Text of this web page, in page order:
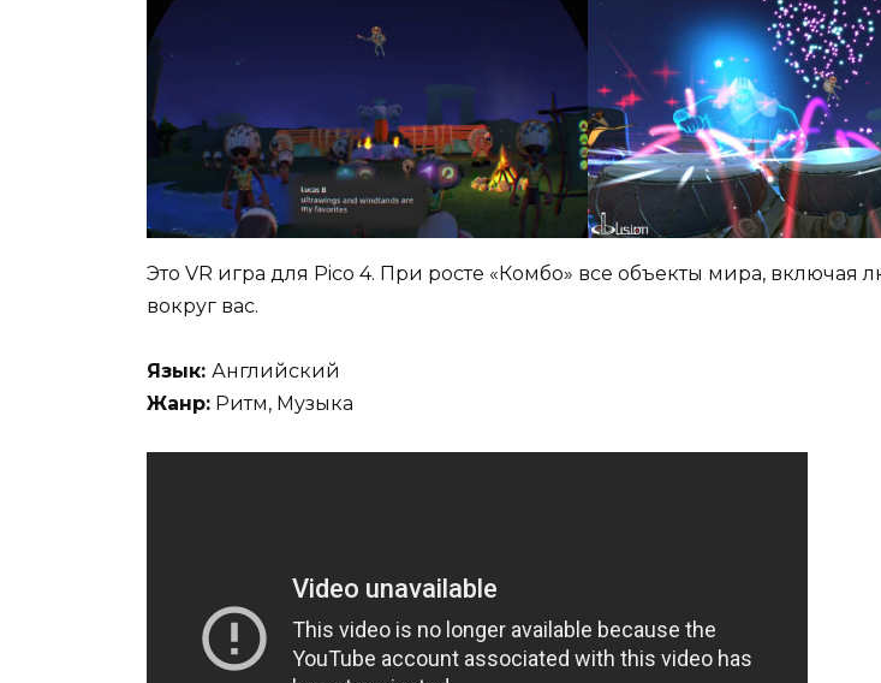
Это VR игра для Pico 4. При росте «Комбо» все объекты мира, включая
вокруг вас.
Язык: Английский
Жанр: Ритм, Музыка